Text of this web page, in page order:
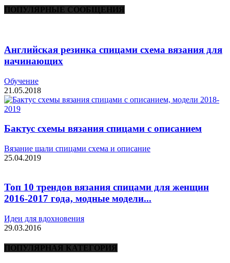
ПОПУЛЯРНЫЕ СООБЩЕНИЯ
Английская резинка спицами схема вязания для
начинающих
Обучение
21.05.2018
Бактус схемы вязания спицами с описанием
Вязание шали спицами схема и описание
25.04.2019
Топ 10 трендов вязания спицами для женщин
2016-2017 года, модные модели...
Идеи для вдохновения
29.03.2016
ПОПУЛЯРНАЯ КАТЕГОРИЯ